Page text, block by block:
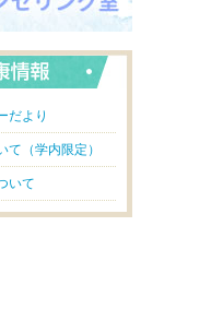
だより
て（学内限定）
いて